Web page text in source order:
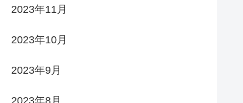
2023年11月
2023年10月
2023年9月